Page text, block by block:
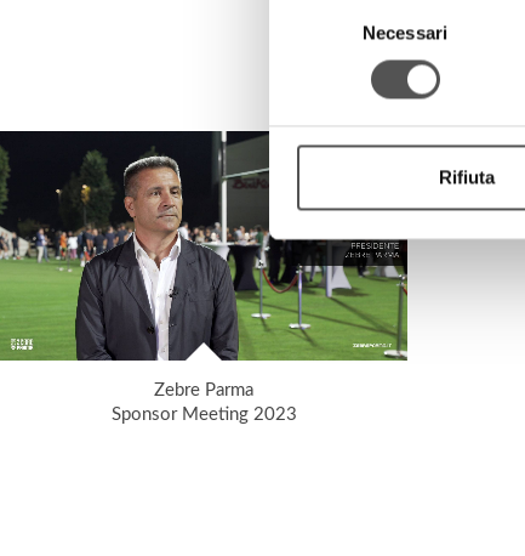
Necessari
Rifiuta
Zebre Parma
Sponsor Meeting 2023